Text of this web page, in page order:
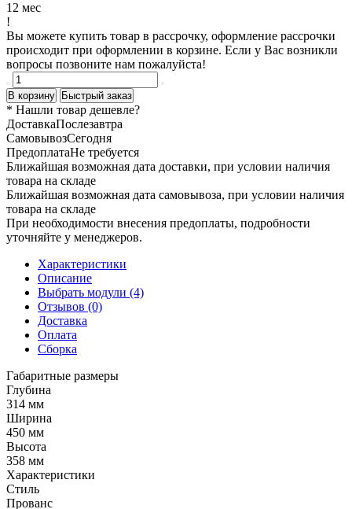
12 мес
!
Вы можете купить товар в рассрочку, оформление рассрочки
происходит при оформлении в корзине. Если у Вас возникли
вопросы позвоните нам пожалуйста!
В корзину Быстрый заказ
* Нашли товар дешевле?
ДоставкаПослезавтра
СамовывозСегодня
ПредоплатаНе требуется
Ближайшая возможная дата доставки, при условии наличия
товара на складе
Ближайшая возможная дата самовывоза, при условии наличия
товара на складе
При необходимости внесения предоплаты, подробности
уточняйте у менеджеров.
Характеристики
Описание
Выбрать модули (4)
Отзывов (0)
Доставка
Оплата
Сборка
Габаритные размеры
Глубина
314 мм
Ширина
450 мм
Высота
358 мм
Характеристики
Стиль
Прованс